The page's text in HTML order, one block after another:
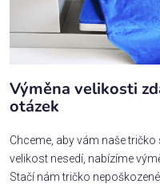
Výměna velikosti
otázek
Chceme, aby vám naše
velikost nesedí, nabízíme
Stačí nám tričko